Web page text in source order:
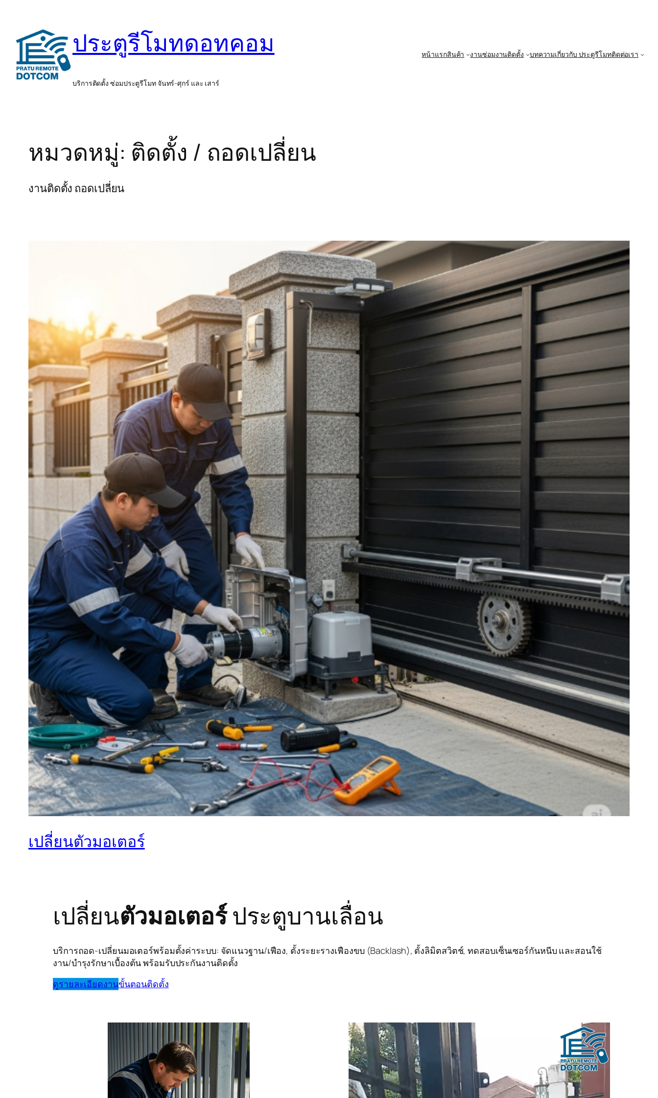
เนื้อหา
ประตูรีโมทดอทคอม
บริการติดตั้ง ซ่อมประตูรีโมท จันทร์-ศุกร์ และ เสาร์
หน้าแรกสินค้า งานซ่อมงานติดตั้ง บทความเกี่ยวกับ ประตูรีโมทติดต่อเรา
หมวดหมู่: ติดตั้ง / ถอดเปลี่ยน
งานติดตั้ง ถอดเปลี่ยน
เปลี่ยนตัวมอเตอร์
เปลี่ยนตัวมอเตอร์ประตูบานเลื่อน
บริการถอด-เปลี่ยนมอเตอร์พร้อมตั้งค่าระบบ: จัดแนวฐาน/เฟือง, ตั้งระยะรางเฟืองขบ (Backlash), ตั้งลิมิตสวิตช์, ทดสอบเซ็นเซอร์กันหนีบ และสอนใช้
งาน/บำรุงรักษาเบื้องต้น พร้อมรับประกันงานติดตั้ง
ดูรายละเอียดงานขั้นตอนติดตั้ง